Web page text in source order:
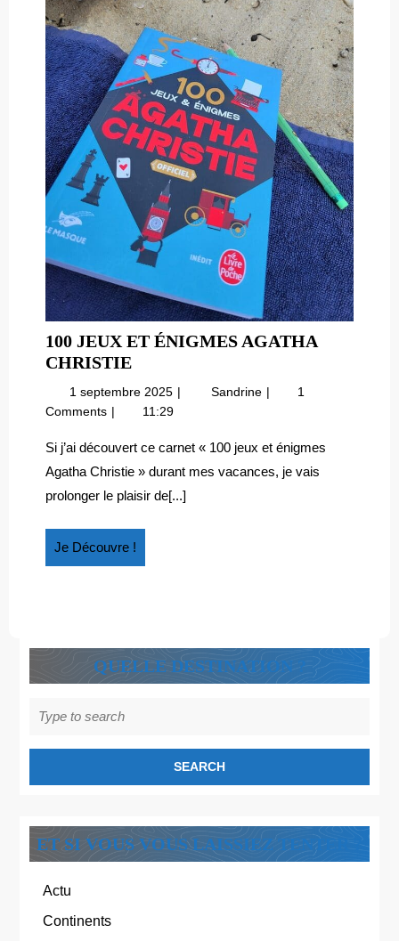
100 JEUX ET ÉNIGMES AGATHA
CHRISTIE100
JEUX
ET
AGATHA
CHRISTIE
1 septembre 2025 1
Sandrine 100
énigmes
Agatha
Christie
1
Comments
11:29
Si j’ai découvert ce carnet « 100 jeux et énigmes
Agatha Christie » durant mes vacances, je vais
prolonger le plaisir de[...]
Je Découvre !
Découvre
QUELLE DESTINATION ?
for:
ET SI VOUS VOUS LAISSIEZ TENTER ?
Actu
Continents